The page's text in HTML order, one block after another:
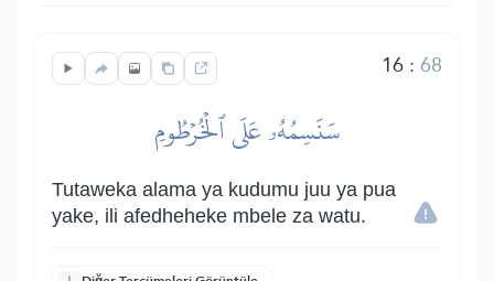
16:68
سَنَسِمُهُۥ عَلَى ٱلۡخُرۡطُومِ
Tutaweka alama ya kudumu juu ya pua
yake, ili afedheheke mbele za watu.